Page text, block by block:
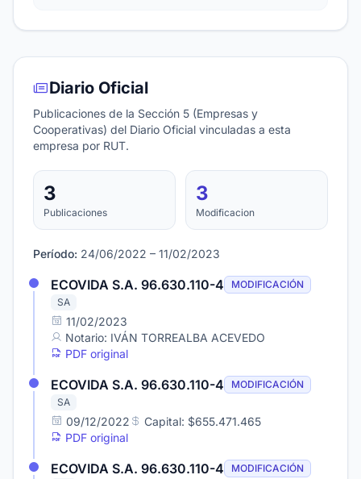
Diario Oficial
Publicaciones de la Sección 5 (Empresas y
Cooperativas) del Diario Oficial vinculadas a esta
empresa por RUT.
3
Publicaciones
3
Modificacion
Período: 24/06/2022 – 11/02/2023
ECOVIDA S.A. 96.630.110-4
MODIFICACIÓN
SA
11/02/2023
Notario: IVÁN TORREALBA ACEVEDO
PDF original
ECOVIDA S.A. 96.630.110-4
MODIFICACIÓN
SA
09/12/2022
Capital: $655.471.465
PDF original
ECOVIDA S.A. 96.630.110-4 MODIFICACIÓN